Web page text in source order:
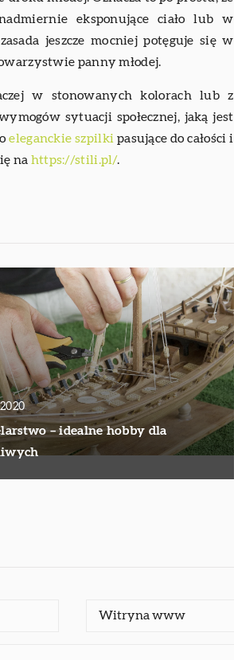
eksponujące ciało lub w
jeszcze mocniej potęguje się w
panny młodej.
w stonowanych kolorach lub z
sytuacji społecznej, jaką jest
eleganckie szpilki pasujące do całości i
na https://stili.pl/.
– idealne hobby dla